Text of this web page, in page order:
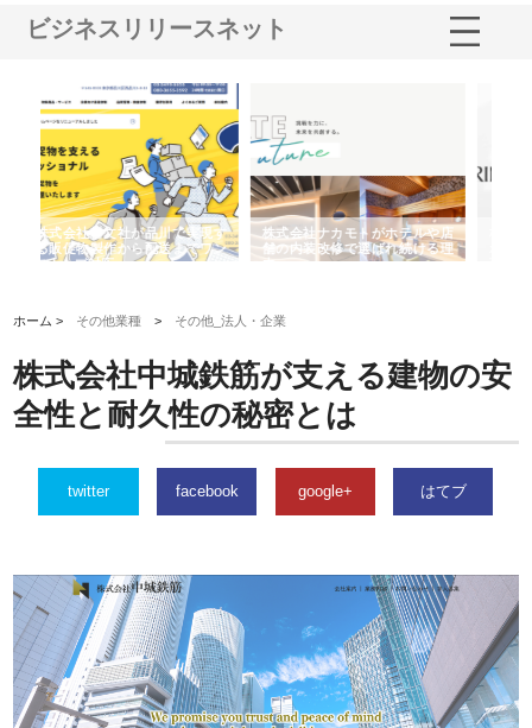
ビジネスリリースネット
株式会社スプリングエフが選ば
れる理由とOEMアパレル製造の
強み
桑木給食株式会社が福山市で選
ばれる手作り弁当配達の理由
ホーム > その他業種 > その他_法人・企業
株式会社中城鉄筋が支える建物の安
全性と耐久性の秘密とは
twitter facebook google+ はてブ